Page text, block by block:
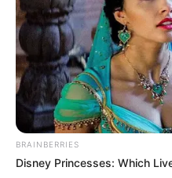
BRAINBERRIES
Disney Princesses: Which